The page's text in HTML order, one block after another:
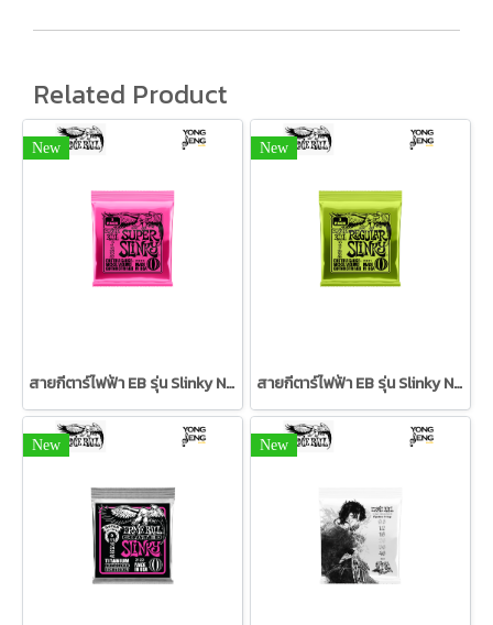
Related Product
New
สายกีตาร์ไฟฟ้า EB รุ่น Slinky Nickel Wound (3 ชุด) 09/42
New
สายกีตาร์ไฟฟ้า EB รุ่น Slinky Nickel Wound (3 ชุด) 10/46
New New